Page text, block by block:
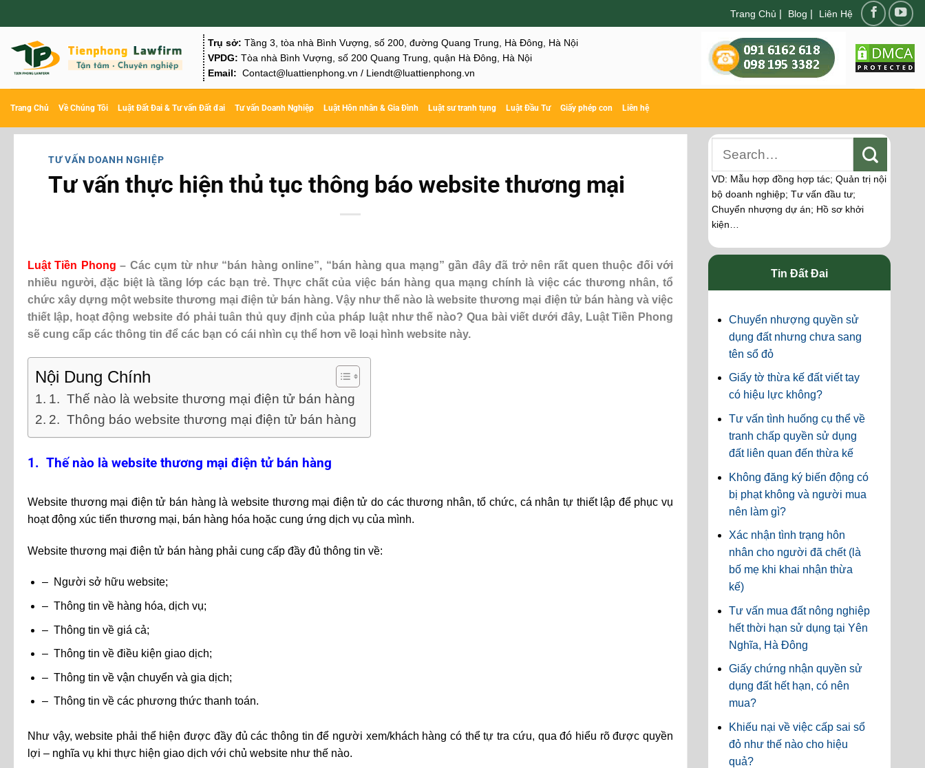
nội
dung
Trang Chủ | Blog | Liên Hệ
Trụ sở: Tầng 3, tòa nhà Bình Vượng, số 200, đường Quang Trung, Hà Đông, Hà Nội
VPDG: Tòa nhà Bình Vượng, số 200 Quang Trung, quận Hà Đông, Hà Nội
Email: Contact@luattienphong.vn / Liendt@luattienphong.vn
Trang Chủ Về Chúng Tôi Luật Đất Đai & Tư vấn Đất đai Tư vấn Doanh Nghiệp Luật Hôn nhân & Gia Đình Luật sư tranh tụng Luật Đầu Tư Giấy phép con Liên hệ
TƯ VẤN DOANH NGHIỆP
Tư vấn thực hiện thủ tục thông báo website thương mại
Luật Tiền Phong – Các cụm từ như “bán hàng online”, “bán hàng qua mạng” gần đây đã trở nên rất quen thuộc đối với
nhiều người, đặc biệt là tầng lớp các bạn trẻ. Thực chất của việc bán hàng qua mạng chính là việc các thương nhân, tổ
chức xây dựng một website thương mại điện tử bán hàng. Vậy như thế nào là website thương mại điện tử bán hàng và việc
thiết lập, hoạt động website đó phải tuân thủ quy định của pháp luật như thế nào? Qua bài viết dưới đây, Luật Tiền Phong
sẽ cung cấp các thông tin để các bạn có cái nhìn cụ thể hơn về loại hình website này.
Nội Dung Chính
1. Thế nào là website thương mại điện tử bán hàng
2. Thông báo website thương mại điện tử bán hàng
1. Thế nào là website thương mại điện tử bán hàng
Website thương mại điện tử bán hàng là website thương mại điện tử do các thương nhân, tổ chức, cá nhân tự thiết lập để phục vụ
hoạt động xúc tiến thương mại, bán hàng hóa hoặc cung ứng dịch vụ của mình.
Website thương mại điện tử bán hàng phải cung cấp đầy đủ thông tin về:
– Người sở hữu website;
– Thông tin về hàng hóa, dịch vụ;
– Thông tin về giá cả;
– Thông tin về điều kiện giao dịch;
– Thông tin về vận chuyển và gia dịch;
– Thông tin về các phương thức thanh toán.
Như vậy, website phải thể hiện được đầy đủ các thông tin để người xem/khách hàng có thể tự tra cứu, qua đó hiểu rõ được quyền
lợi – nghĩa vụ khi thực hiện giao dịch với chủ website như thế nào.
VD: Mẫu hợp đồng hợp tác; Quản trị nội
bộ doanh nghiệp; Tư vấn đầu tư;
Chuyển nhượng dự án; Hồ sơ khởi
kiện…
Tin Đất Đai
Chuyển nhượng quyền sử
dụng đất nhưng chưa sang
tên sổ đỏ
Giấy tờ thừa kế đất viết tay
có hiệu lực không?
Tư vấn tình huống cụ thể về
tranh chấp quyền sử dụng
đất liên quan đến thừa kế
Không đăng ký biến động có
bị phạt không và người mua
nên làm gì?
Xác nhận tình trạng hôn
nhân cho người đã chết (là
bố mẹ khi khai nhận thừa
kế)
Tư vấn mua đất nông nghiệp
hết thời hạn sử dụng tại Yên
Nghĩa, Hà Đông
Giấy chứng nhận quyền sử
dụng đất hết hạn, có nên
mua?
Khiếu nại về việc cấp sai sổ
đỏ như thế nào cho hiệu
quả?